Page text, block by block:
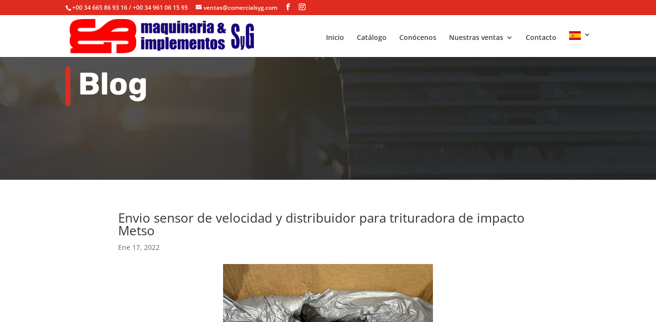
+00 34 665 86 93 16 / +00 34 961 06 15 95 ventas@comercialsyg.com
Inicio Catálogo Conócenos Nuestras ventas Contacto
Blog
Envio sensor de velocidad y distribuidor para trituradora de impacto
Metso
Ene 17, 2022